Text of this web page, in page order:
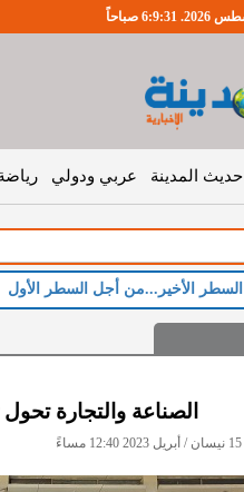
حديث المدينة عربي ودولي
الصناعة والتجارة